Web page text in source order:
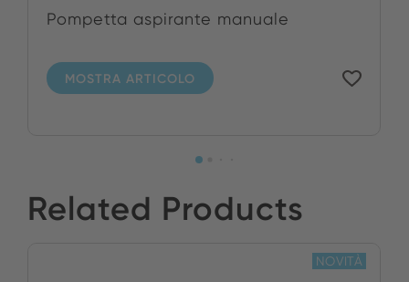
Pompetta aspirante manuale
MOSTRA ARTICOLO
Related Products
NOVITÀ